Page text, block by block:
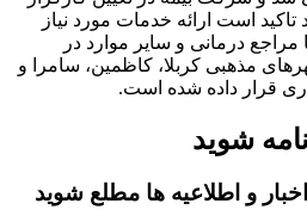
است ارائه خدمات مورد نیاز
مراجع درمانی و سایر موارد در
مذهبی کربلا، کاظمین، سامرا و
قرار داده شده است.
شوید
و اطلاعیه ها مطلع شوید